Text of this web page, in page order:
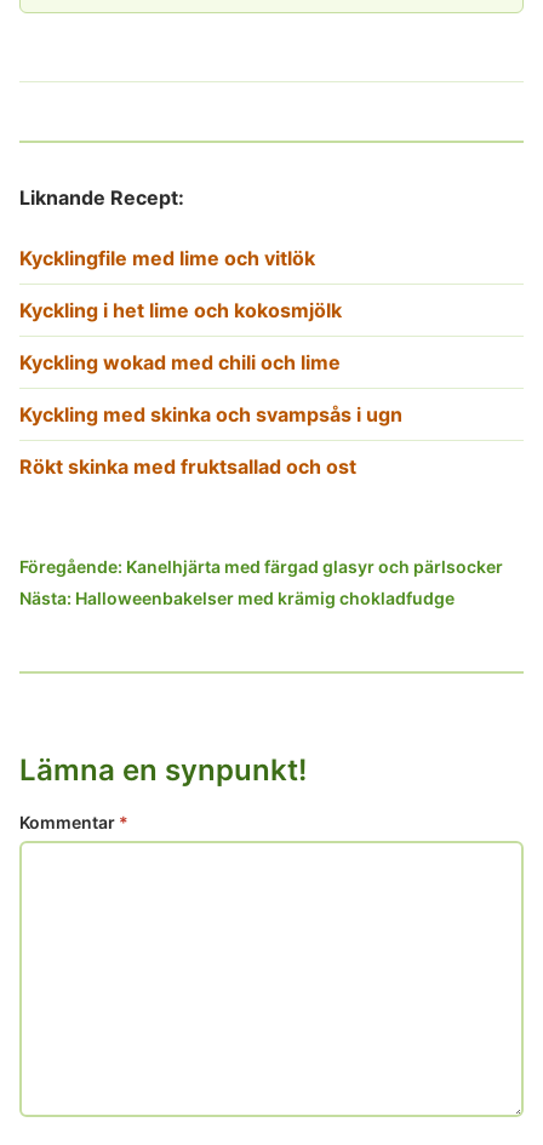
Liknande Recept:
Kycklingfile med lime och vitlök
Kyckling i het lime och kokosmjölk
Kyckling wokad med chili och lime
Kyckling med skinka och svampsås i ugn
Rökt skinka med fruktsallad och ost
Inläggsnavigering
Föregående: Kanelhjärta med färgad glasyr och pärlsocker
Nästa: Halloweenbakelser med krämig chokladfudge
Lämna en synpunkt!
Kommentar *